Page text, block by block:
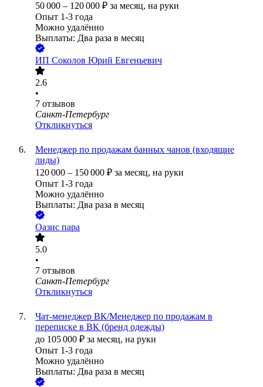
50 000 – 120 000 ₽ за месяц, на руки
Опыт 1-3 года
Можно удалённо
Выплаты: Два раза в месяц
ИП Соколов Юрий Евгеньевич
2.6
•
7 отзывов
Санкт-Петербург
Откликнуться
Менеджер по продажам банных чанов (входящие
лиды)
120 000 – 150 000 ₽ за месяц, на руки
Опыт 1-3 года
Можно удалённо
Выплаты: Два раза в месяц
Оазис пара
5.0
•
7 отзывов
Санкт-Петербург
Откликнуться
Чат-менеджер ВК/Менеджер по продажам в
переписке в ВК (бренд одежды)
до 105 000 ₽ за месяц, на руки
Опыт 1-3 года
Можно удалённо
Выплаты: Два раза в месяц